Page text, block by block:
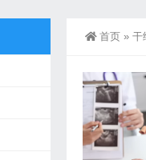
首页 » 干